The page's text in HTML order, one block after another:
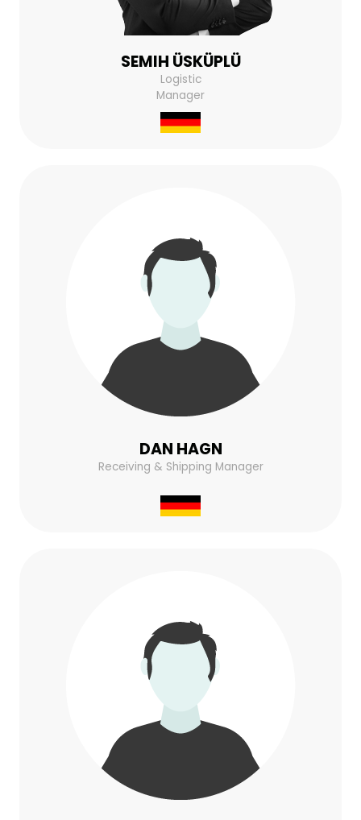
SEMIH ÜSKÜPLÜ
Logistic
Manager
DAN HAGN
Receiving & Shipping Manager